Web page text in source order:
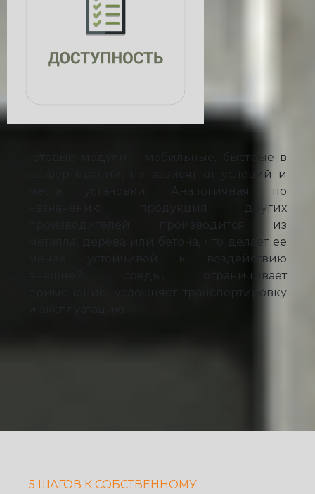
Готовые модули – мобильные, быстрые в
развертывании, не зависят от условий и
места установки. Аналогичная по
назначению продукция других
производителей производится из
металла, дерева или бетона, что делает ее
менее устойчивой к воздействию
внешней среды, ограничивает
применение, усложняет транспортировку
5 ШАГОВ К СОБСТВЕННОМУ